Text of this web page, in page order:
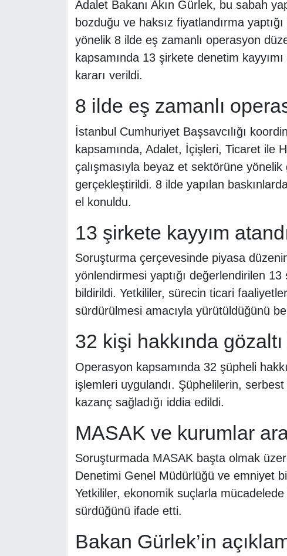
Adalet Bakanı Akın Gürlek, bu sabah
bozduğu ve haksız fiyatlandırma
yönelik 8 ilde eş zamanlı operasyon
kapsamında 13 şirkete denetim
kararı verildi.
8 ilde eş zamanlı
İstanbul Cumhuriyet Başsavcılığı
kapsamında, Adalet, İçişleri, Ticaret ile
çalışmasıyla beyaz et sektörüne
gerçekleştirildi. 8 ilde yapılan
el konuldu.
13 şirkete kayyım
Soruşturma çerçevesinde piyasa
yönlendirmesi yaptığı değerlendirilen 13
bildirildi. Yetkililer, sürecin ticari
sürdürülmesi amacıyla yürütüldüğünü
32 kişi hakkında gözaltı
Operasyon kapsamında 32 şüpheli
işlemleri uygulandı. Şüphelilerin,
kazanç sağladığı iddia edildi.
MASAK ve kurumlar
Soruşturmada MASAK başta olmak
Denetimi Genel Müdürlüğü ve emniyet
Yetkililer, ekonomik suçlarla
sürdüğünü ifade etti.
Bakan Gürlek’in